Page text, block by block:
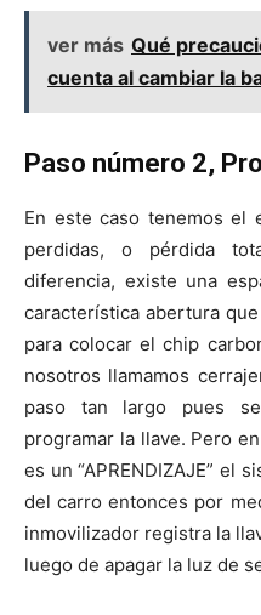
ver más Qué
cuenta al cambiar la
Paso número 2,
En este caso tenemos el
perdidas, o pérdida
diferencia, existe una
característica abertura
para colocar el chip
nosotros llamamos
paso tan largo pues
programar la llave. Pero
es un “APRENDIZAJE” el
del carro entonces por
inmovilizador registra la
luego de apagar la luz de